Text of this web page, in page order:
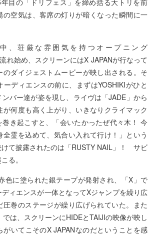
目の「ドリフェス」を締め括る大トリを前
の空気は、客席の灯りが暗くなった瞬間に一
、荘厳な雰囲気を持つオープニング
れ始め、スクリーンにはX JAPANが行なって
のダイジェストムービーが映し出される。そ
ディエンスの前に、まずはYOSHIKIがひと
バー達が姿を現し、ライヴは「JADE」から
が何度も高く上がり、いきなりクライマック
き起こすと、「会いたかったぜ代々木！ 今
全霊を込めて、気合い入れて行け！」という
けて披露されたのは「RUSTY NAIL」！ サビ
る。
色に塗られた銀テープが発射され、「X」で
ィエンスが一体となってXジャンプを繰り広
圧巻のステージが繰り広げられていた。また
では、スクリーンにHIDEとTAIJIの映像が映し
がいてこそのX JAPANなのだということを感